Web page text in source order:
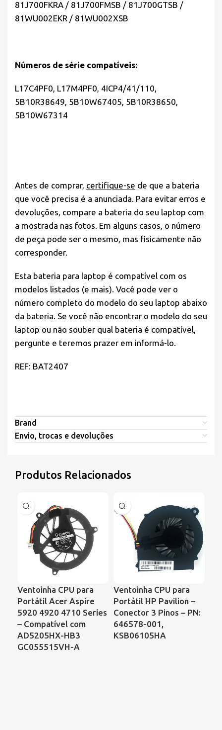
81J700FKRA / 81J700FMSB / 81J700GTSB /
81WU002EKR / 81WU002XSB
Números de série compatíveis:
L17C4PF0, L17M4PF0, 4ICP4/41/110,
5B10R38649, 5B10W67405, 5B10R38650,
5B10W67314
Antes de comprar, certifique-se de que a bateria
que você precisa é a anunciada. Para evitar erros e
devoluções, compare a bateria do seu laptop com
a mostrada nas fotos. Em alguns casos, o número
de peça pode ser o mesmo, mas fisicamente não
corresponder.
Esta bateria para laptop é compatível com os
modelos listados (e mais). Você pode ver o
número completo do modelo do seu laptop abaixo
da bateria. Se você não encontrar o modelo do seu
laptop ou não souber qual bateria é compatível,
pergunte e teremos prazer em informá-lo.
REF: BAT2407
Brand
Envio, trocas e devoluções
Produtos Relacionados
Ventoinha CPU para
Portátil Acer Aspire
5920 4920 4710 Series
– Compatível com
AD5205HX-HB3
GC055515VH-A
Ventoinha CPU para
Portátil HP Pavilion –
Conector 3 Pinos – PN:
646578-001,
KSB06105HA